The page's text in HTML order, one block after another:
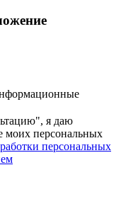
я даю
моих персональных
персональных